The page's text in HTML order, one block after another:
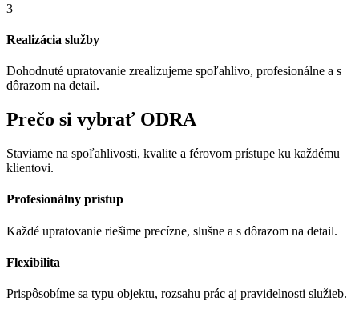
3
Realizácia služby
Dohodnuté upratovanie zrealizujeme spoľahlivo, profesionálne a s
dôrazom na detail.
Prečo si vybrať ODRA
Staviame na spoľahlivosti, kvalite a férovom prístupe ku každému
klientovi.
Profesionálny prístup
Každé upratovanie riešime precízne, slušne a s dôrazom na detail.
Flexibilita
Prispôsobíme sa typu objektu, rozsahu prác aj pravidelnosti služieb.